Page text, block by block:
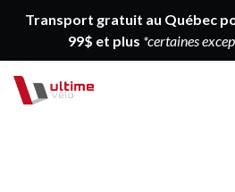
Transport gratuit au Québec
99$ et plus *certaines